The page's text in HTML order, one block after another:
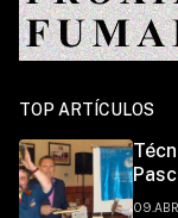
TOP ARTÍCULOS
09.ABR